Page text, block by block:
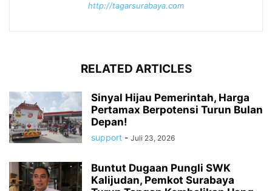
http://tagarsurabaya.com
RELATED ARTICLES
Sinyal Hijau Pemerintah, Harga
Pertamax Berpotensi Turun Bulan
Depan!
support - Juli 23, 2026
Buntut Dugaan Pungli SWK
Kalijudan, Pemkot Surabaya